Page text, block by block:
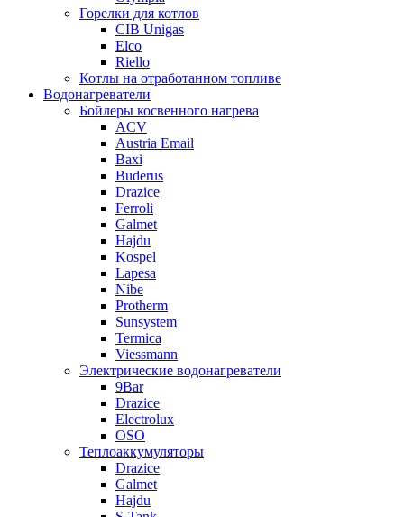
Горелки для котлов
CIB Unigas
Elco
Riello
Котлы на отработанном топливе
Водонагреватели
Бойлеры косвенного нагрева
ACV
Austria Email
Baxi
Buderus
Drazice
Ferroli
Galmet
Hajdu
Kospel
Lapesa
Nibe
Protherm
Sunsystem
Termica
Viessmann
Электрические водонагреватели
9Bar
Drazice
Electrolux
OSO
Теплоаккумуляторы
Drazice
Galmet
Hajdu